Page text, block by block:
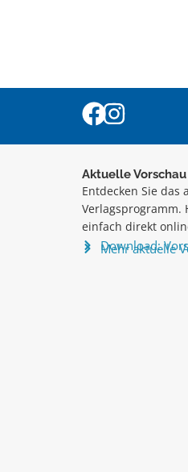
Aktuelle Vorschau
Entdecken Sie das
Verlagsprogramm.
einfach direkt
Download:
Mehr aktuelle